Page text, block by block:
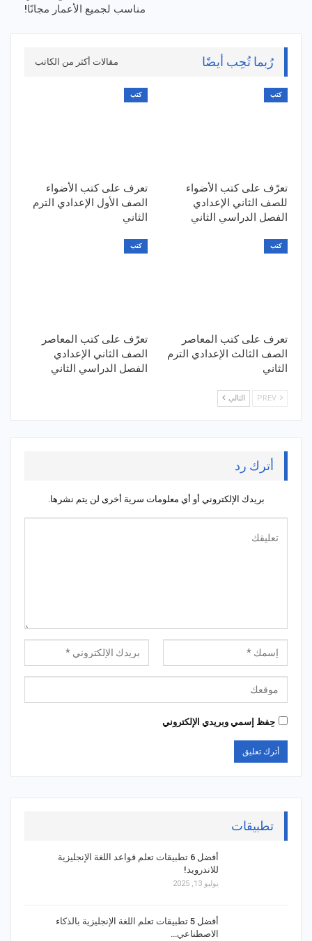
مناسب لجميع الأعمار مجانًا!
رُبما تُحِب أيضًا مقالات أكثر من الكاتب
كتب
تعرّف على كتب الأضواء
للصف الثاني الإعدادي
الفصل الدراسي الثاني
كتب
تعرف على كتب الأضواء
الصف الأول الإعدادي الترم
الثاني
كتب
تعرف على كتب المعاصر
الصف الثالث الإعدادي الترم
الثاني
كتب
تعرّف على كتب المعاصر
الصف الثاني الإعدادي
الفصل الدراسي الثاني
التالي
أترك رد
بريدك الإلكتروني أو أي معلومات سرية أخرى لن يتم نشرها.
حِفظ إسمي وبريدي الإلكتروني
تطبيقات
أفضل 6 تطبيقات تعلم قواعد اللغة الإنجليزية
للاندرويد!
يوليو 13, 2025
أفضل 5 تطبيقات تعلم اللغة الإنجليزية بالذكاء
الاصطناعي…